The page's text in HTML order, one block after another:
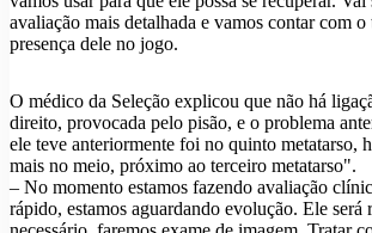
avaliação mais detalhada e vamos contar com
presença dele no jogo.
O médico da Seleção explicou que não há
direito, provocada pelo pisão, e o problema
ele teve anteriormente foi no quinto metatarso,
mais no meio, próximo ao terceiro metatarso".
– No momento estamos fazendo avaliação
rápido, estamos aguardando evolução. Ele será